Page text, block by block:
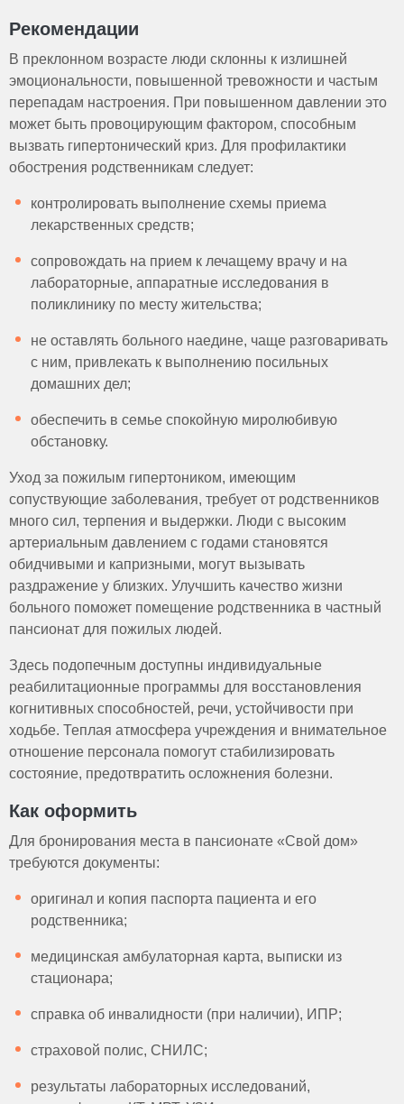
Рекомендации
В преклонном возрасте люди склонны к излишней
эмоциональности, повышенной тревожности и частым
перепадам настроения. При повышенном давлении это
может быть провоцирующим фактором, способным
вызвать гипертонический криз. Для профилактики
обострения родственникам следует:
контролировать выполнение схемы приема
лекарственных средств;
сопровождать на прием к лечащему врачу и на
лабораторные, аппаратные исследования в
поликлинику по месту жительства;
не оставлять больного наедине, чаще разговаривать
с ним, привлекать к выполнению посильных
домашних дел;
обеспечить в семье спокойную миролюбивую
обстановку.
Уход за пожилым гипертоником, имеющим
сопуствующие заболевания, требует от родственников
много сил, терпения и выдержки. Люди с высоким
артериальным давлением с годами становятся
обидчивыми и капризными, могут вызывать
раздражение у близких. Улучшить качество жизни
больного поможет помещение родственника в частный
пансионат для пожилых людей.
Здесь подопечным доступны индивидуальные
реабилитационные программы для восстановления
когнитивных способностей, речи, устойчивости при
ходьбе. Теплая атмосфера учреждения и внимательное
отношение персонала помогут стабилизировать
состояние, предотвратить осложнения болезни.
Как оформить
Для бронирования места в пансионате «Свой дом»
требуются документы:
оригинал и копия паспорта пациента и его
родственника;
медицинская амбулаторная карта, выписки из
стационара;
справка об инвалидности (при наличии), ИПР;
страховой полис, СНИЛС;
результаты лабораторных исследований,